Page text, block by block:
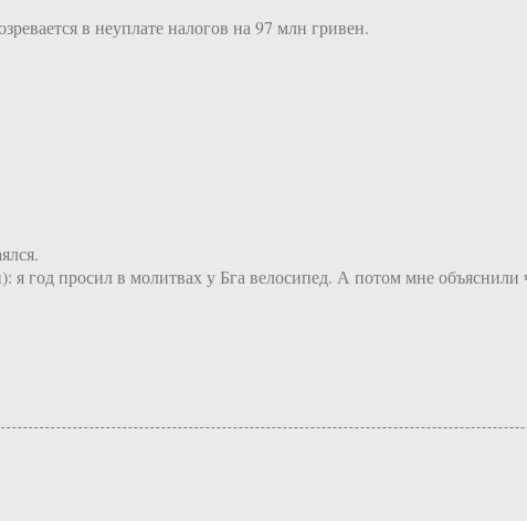
в неуплате налогов на 97 млн гривен.
я год просил в молитвах у Бга велосипед. А потом мне